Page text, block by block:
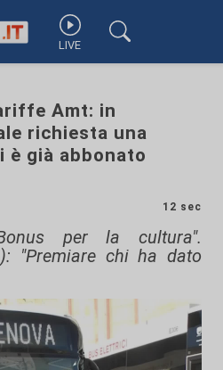
LIVE
Amt: in
richiesta una
è già abbonato
12 sec
per la cultura".
"Premiare chi ha dato